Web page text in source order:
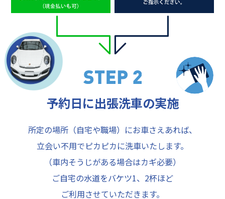
予約日に出張洗車の実施
所定の場所（自宅や職場）にお車さえあれば、
立会い不用でピカピカに洗車いたします。
（車内そうじがある場合はカギ必要）
ご自宅の水道をバケツ1、2杯ほど
ご利用させていただきます。